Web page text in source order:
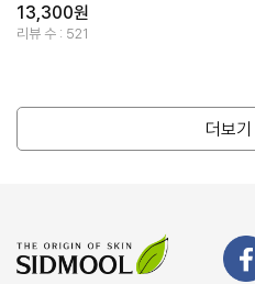
13,300원
리뷰 수 : 521
더보기